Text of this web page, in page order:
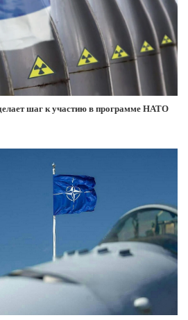
шаг к участию в программе НАТО